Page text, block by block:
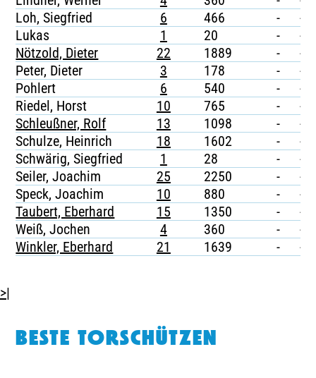
Loh, Siegfried
6 466 -
-
Lukas
1 20 -
-
Nötzold, Dieter
22 1889 -
-
Peter, Dieter
3 178 -
-
Pohlert
6 540 -
-
Riedel, Horst
10 765 -
-
Schleußner, Rolf
13 1098 -
-
Schulze, Heinrich
18 1602 -
-
Schwärig, Siegfried
1 28 -
-
Seiler, Joachim
25 2250 -
-
Speck, Joachim
10 880 -
-
Taubert, Eberhard
15 1350 -
-
Weiß, Jochen
4 360 -
-
Winkler, Eberhard
21 1639 - -
>|
BESTE TORSCHÜTZEN